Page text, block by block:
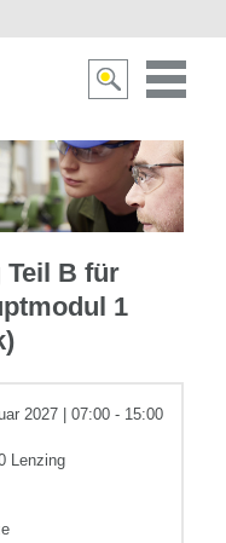
Suche
B für
1
2027 | 07:00 - 15:00
Lenzing